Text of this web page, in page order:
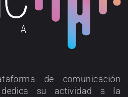
de comunicación
dedica su actividad a la